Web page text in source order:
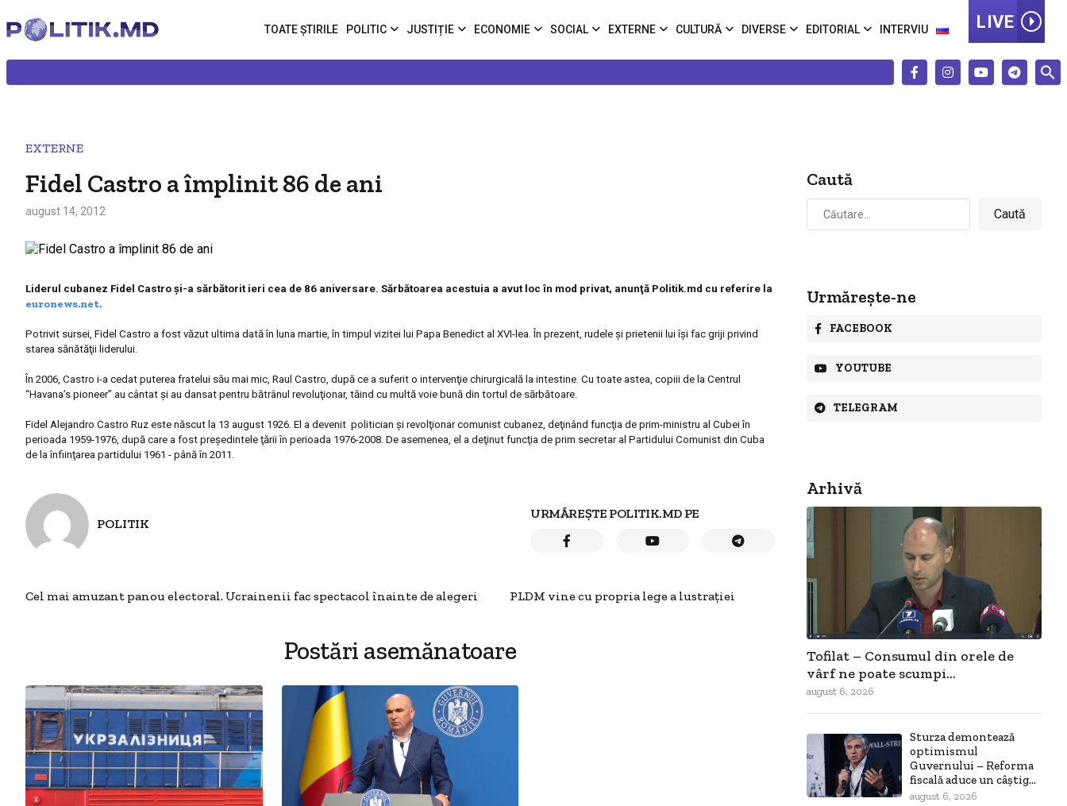
TOATE ȘTIRILE POLITIC JUSTIȚIE ECONOMIE SOCIAL EXTERNE CULTURĂ DIVERSE EDITORIAL INTERVIU LIVE
EXTERNE
Fidel Castro a împlinit 86 de ani
august 14, 2012
Liderul cubanez Fidel Castro şi-a sărbătorit ieri cea de 86 aniversare. Sărbătoarea acestuia a avut loc în mod privat, anunţă Politik.md cu referire la
euronews.net.
Potrivit sursei, Fidel Castro a fost văzut ultima dată în luna martie, în timpul vizitei lui Papa Benedict al XVI-lea. În prezent, rudele şi prietenii lui îşi fac griji privind
starea sănătăţii liderului.
În 2006, Castro i-a cedat puterea fratelui său mai mic, Raul Castro, după ce a suferit o intervenţie chirurgicală la intestine. Cu toate astea, copiii de la Centrul
“Havana’s pioneer” au cântat şi au dansat pentru bătrânul revoluţionar, tăind cu multă voie bună din tortul de sărbătoare.
Fidel Alejandro Castro Ruz este născut la 13 august 1926. El a devenit politician şi revolţionar comunist cubanez, deţinând funcţia de prim-ministru al Cubei în
perioada 1959-1976, după care a fost preşedintele ţării în perioada 1976-2008. De asemenea, el a deţinut funcţia de prim secretar al Partidului Comunist din Cuba
de la înfiinţarea partidului 1961 - până în 2011.
POLITIK
URMĂREȘTE POLITIK.MD PE
Cel mai amuzant panou electoral. Ucrainenii fac spectacol înainte de alegeri PLDM vine cu propria lege a lustraţiei
Postări asemănatoare
Caută
Caută
după:
Urmărește-ne
FACEBOOK
YOUTUBE
TELEGRAM
Arhivă
Tofilat – Consumul din orele de
vârf ne poate scumpi...
august 6, 2026
Sturza demontează
optimismul
Guvernului – Reforma
fiscală aduce un câștig...
august 6, 2026